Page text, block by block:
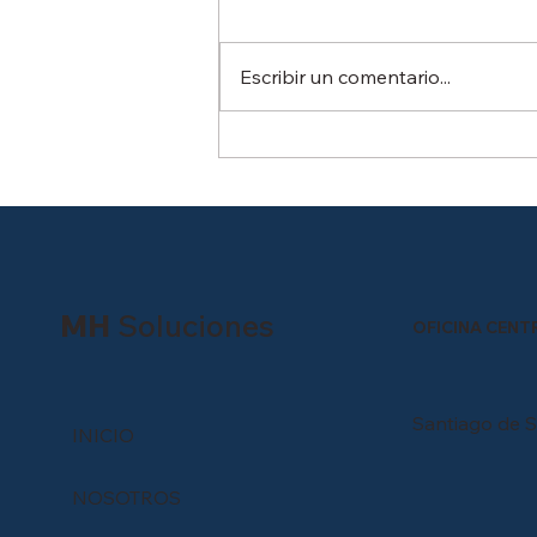
probablemente te has hecho
esta pregunta y
mayoría de los proveedores te
Escribir un comentario...
INICIO
NOSOTROS
MH Soluciones
Santiago de
OFICINA